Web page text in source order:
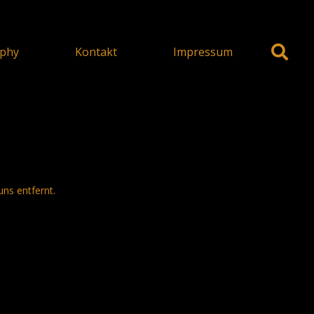
Kontakt Impressum
entfernt.